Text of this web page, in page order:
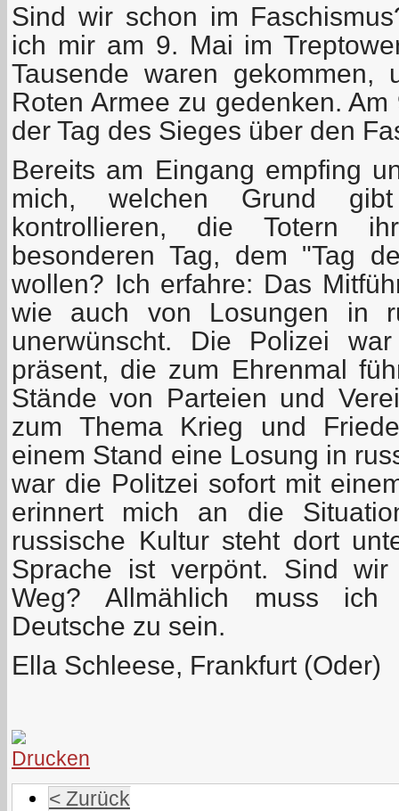
Sind wir schon im
ich mir am 9. Mai im
Tausende waren gekommen,
Roten Armee zu gedenken.
der Tag des Sieges über den
Bereits am Eingang empfing
mich, welchen Grund
kontrollieren, die Totern
besonderen Tag, dem "Tag
wollen? Ich erfahre: Das
wie auch von Losungen in
unerwünscht. Die Polizei
präsent, die zum Ehrenmal
Stände von Parteien und
zum Thema Krieg und
einem Stand eine Losung in
war die Politzei sofort mit
erinnert mich an die
russische Kultur steht dort
Sprache ist verpönt. Sind
Weg? Allmählich muss ich
Deutsche zu sein.
Ella Schleese, Frankfurt (Oder)
< Zurück